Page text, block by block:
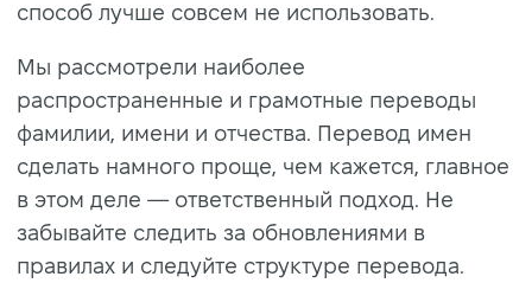
способ лучше совсем не использовать.
Мы рассмотрели наиболее
распространенные и грамотные переводы
фамилии, имени и отчества. Перевод имен
сделать намного проще, чем кажется, главное
в этом деле — ответственный подход. Не
забывайте следить за обновлениями в
правилах и следуйте структуре перевода.